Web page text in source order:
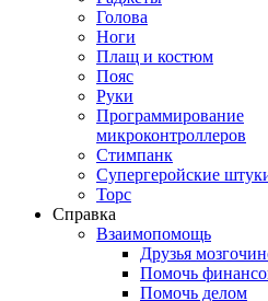
Голова
Ноги
Плащ и костюм
Пояс
Руки
Программирование
микроконтроллеров
Стимпанк
Супергеройские
Торс
Справка
Взаимопомощь
Друзья
Помочь
Помочь делом